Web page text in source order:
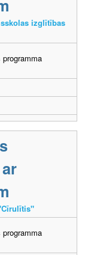
izglītības